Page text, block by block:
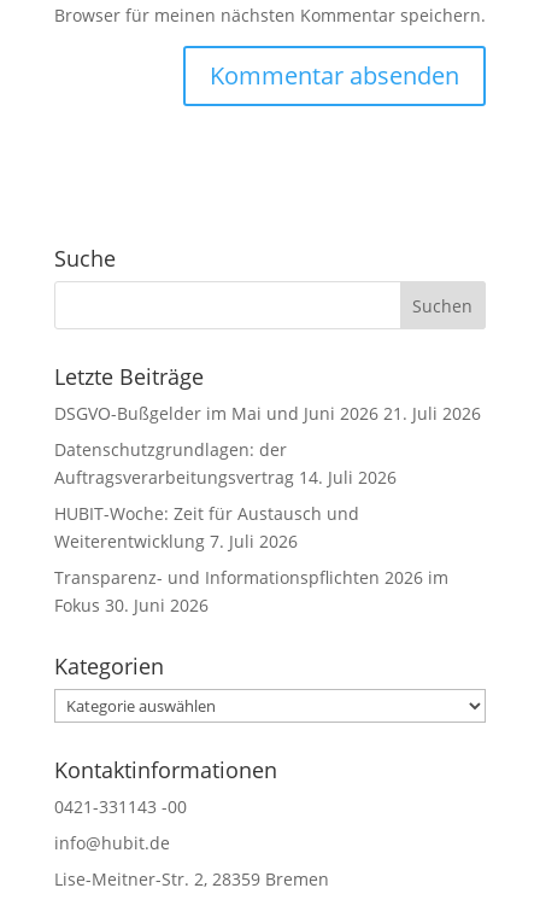
Browser für meinen nächsten Kommentar speichern.
n
a
v
:
Suche
Letzte Beiträge
DSGVO-Bußgelder im Mai und Juni 2026 21. Juli 2026
Datenschutzgrundlagen: der
Auftragsverarbeitungsvertrag 14. Juli 2026
HUBIT-Woche: Zeit für Austausch und
Weiterentwicklung 7. Juli 2026
Transparenz- und Informationspflichten 2026 im
Fokus 30. Juni 2026
Kategorien
Kategorien
Kontaktinformationen
0421-331143 -00
info@hubit.de
Lise-Meitner-Str. 2, 28359 Bremen